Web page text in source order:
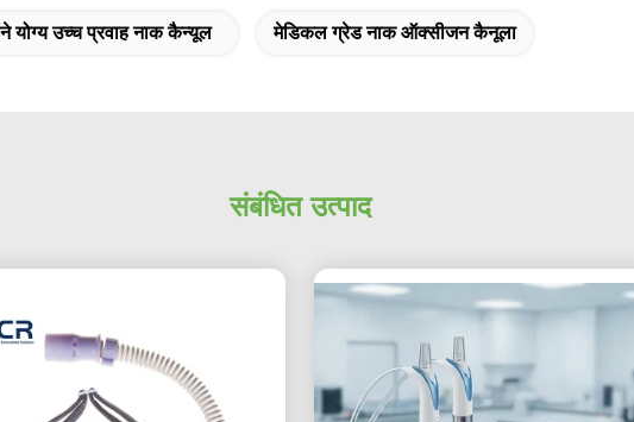
योग्य उच्च प्रवाह नाक कैन्यूल मेडिकल ग्रेड नाक ऑक्सीजन कैनूला
संबंधित उत्पाद